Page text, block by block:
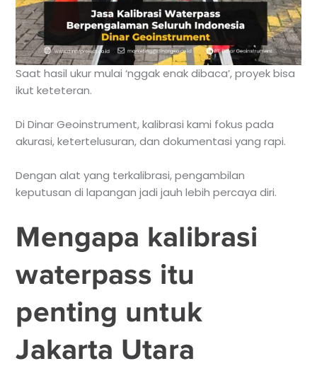
Saat hasil ukur mulai ‘nggak enak dibaca’, proyek bisa
ikut keteteran.
Di Dinar Geoinstrument, kalibrasi kami fokus pada
akurasi, ketertelusuran, dan dokumentasi yang rapi.
Dengan alat yang terkalibrasi, pengambilan
keputusan di lapangan jadi jauh lebih percaya diri.
Mengapa kalibrasi
waterpass itu
penting untuk
Jakarta Utara